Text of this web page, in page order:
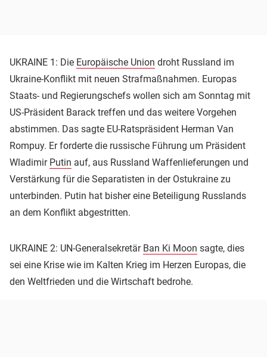
UKRAINE 1: Die Europäische Union droht Russland im
Ukraine-Konflikt mit neuen Strafmaßnahmen. Europas
Staats- und Regierungschefs wollen sich am Sonntag mit
US-Präsident Barack treffen und das weitere Vorgehen
abstimmen. Das sagte EU-Ratspräsident Herman Van
Rompuy. Er forderte die russische Führung um Präsident
Wladimir Putin auf, aus Russland Waffenlieferungen und
Verstärkung für die Separatisten in der Ostukraine zu
unterbinden. Putin hat bisher eine Beteiligung Russlands
an dem Konflikt abgestritten.
UKRAINE 2: UN-Generalsekretär Ban Ki Moon sagte, dies
sei eine Krise wie im Kalten Krieg im Herzen Europas, die
den Weltfrieden und die Wirtschaft bedrohe.